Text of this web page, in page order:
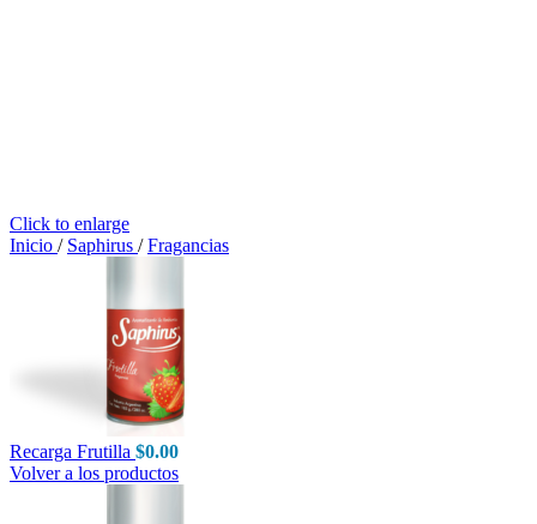
Click to enlarge
Inicio / Saphirus / Fragancias
Recarga Frutilla $0.00
Volver a los productos